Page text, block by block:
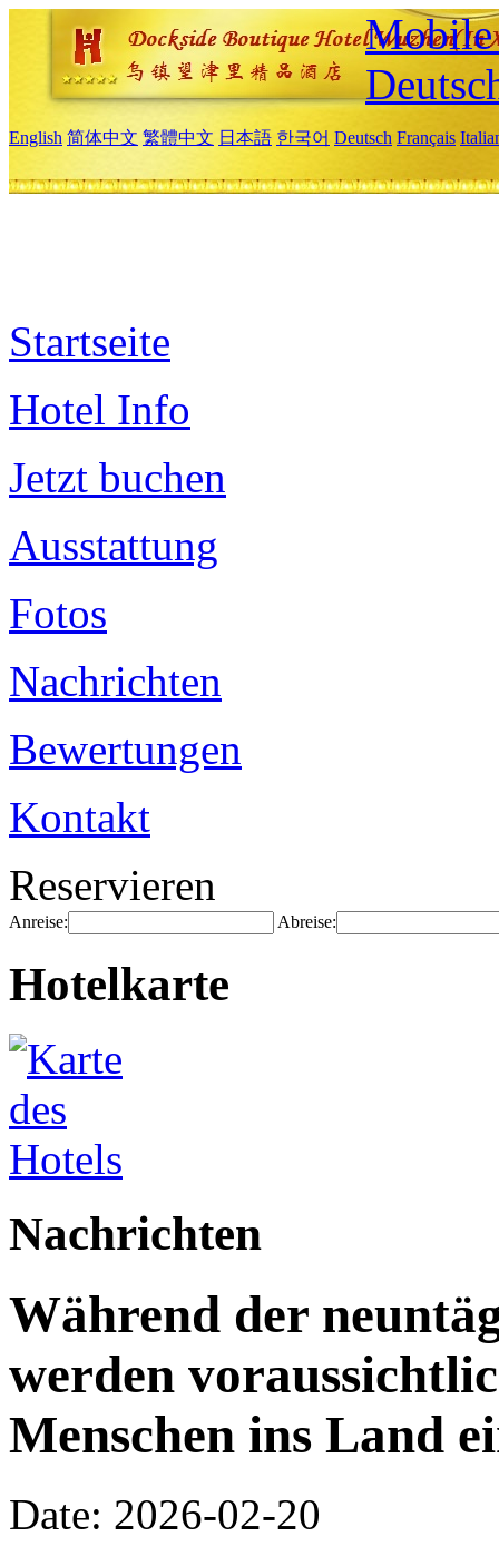
Mobile
English 简体中文 繁體中文 日本語 한국어 Deutsch Français
Startseite
Hotel Info
Jetzt buchen
Ausstattung
Fotos
Nachrichten
Bewertungen
Kontakt
Reservieren
Anreise: Abreise:
Hotelkarte
Nachrichten
Während der
werden
Menschen ins Land
Date: 2026-02-20